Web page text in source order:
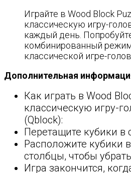
Играйте в Wood Block
классическую игру-
каждый день.
комбинированный
классической игре-
Дополнительная
Как играть в Wood
классическую игру-
(Qblock):
Перетащите кубики в
Расположите кубики
столбцы, чтобы
Игра закончится,